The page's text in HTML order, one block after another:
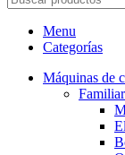
Menu
Categorías
Máquinas de